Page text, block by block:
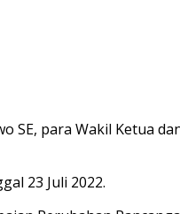
SE, para Wakil Ketua
23 Juli 2022.